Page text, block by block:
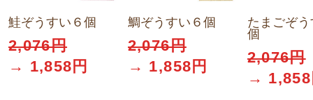
鮭ぞうすい６個
2,076円
→ 1,858円
鯛ぞうすい６個
2,076円
→ 1,858円
たまごぞ
個
2,076円
→ 1,858